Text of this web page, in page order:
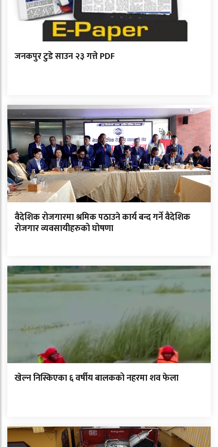
जनकपुर टुडे साउन २३ गत्ते PDF
वैदेशिक रोजगारमा श्रमिक पठाउने कार्य बन्द गर्ने वैदेशिक
रोजगार व्यवसायीहरुको घोषणा
खेल्न निस्किएका ६ वर्षीय बालकको नहरमा शव फेला